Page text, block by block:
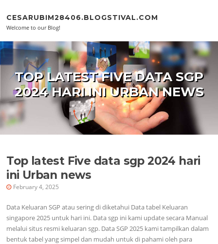
CESARUBIM28406.BLOGSTIVAL.COM
Welcome to our Blog!
TOP LATEST FIVE DATA SGP
2024 HARI INI URBAN NEWS
Top latest Five data sgp 2024 hari
ini Urban news
February 4, 2025
Data Keluaran SGP atau sering di diketahui Data tabel Keluaran
singapore 2025 untuk hari ini. Data sgp ini kami update secara Manual
melalui situs resmi keluaran sgp. Data SGP 2025 kami tampilkan dalam
bentuk tabel yang simpel dan mudah untuk di pahami oleh para